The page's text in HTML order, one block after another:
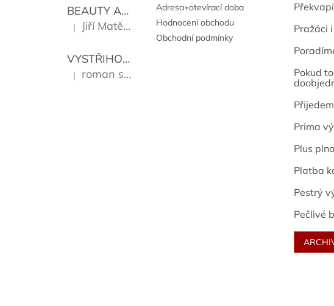
BEAUTY AND THE BEAT
Go Go's
Hodnocení produktu je 5 z 5 hvězdiček.
| Jiří Matějů
VYSTŘIHOVÁNKY - PRAŽSKÉ PAMÁTKY Kropáček
Hodnocení produktu je 5 z 5 hvězdiček.
| roman sekanina
Adresa+otevírací doba
Hodnocení obchodu
Obchodní podmínky
Pražáci
Pokud
Prima
Plus
Platba
Pestrý
Pečlivé